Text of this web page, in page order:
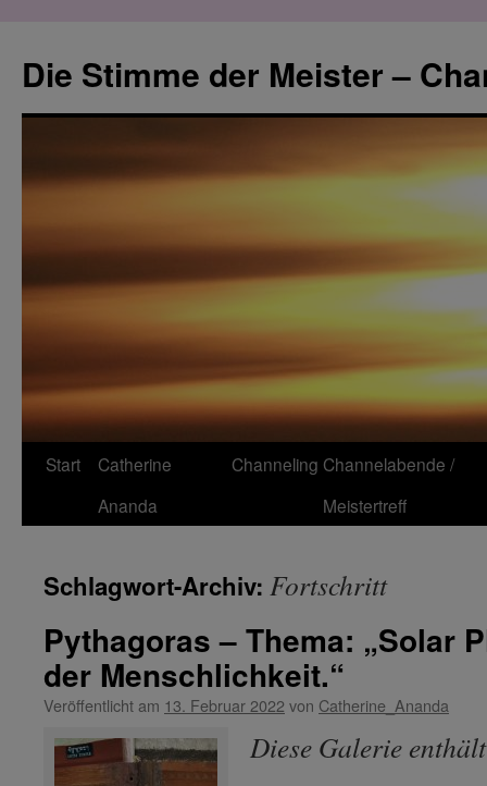
springen
Die Stimme der Meister –
Start
Catherine
Ananda
Channeling Channelabende /
Meistertreff
Schlagwort-Archiv: Fortschritt
Pythagoras – Thema: „Solar
der Menschlichkeit.“
Veröffentlicht am 13. Februar 2022 von Catherine_Ananda
Diese Galerie